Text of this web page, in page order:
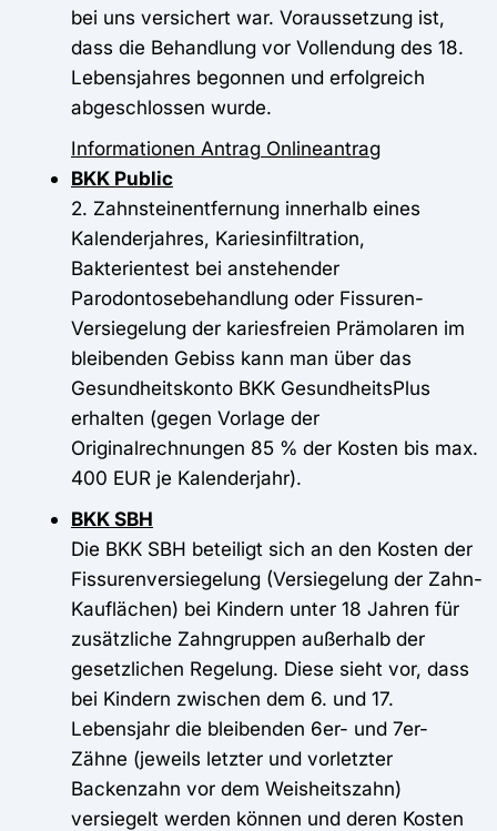
bei uns versichert war. Voraussetzung ist,
dass die Behandlung vor Vollendung des 18.
Lebensjahres begonnen und erfolgreich
abgeschlossen wurde.
Informationen Antrag Onlineantrag
BKK Public
2. Zahnsteinentfernung innerhalb eines
Kalenderjahres, Kariesinfiltration,
Bakterientest bei anstehender
Parodontosebehandlung oder Fissuren-
Versiegelung der kariesfreien Prämolaren im
bleibenden Gebiss kann man über das
Gesundheitskonto BKK GesundheitsPlus
erhalten (gegen Vorlage der
Originalrechnungen 85 % der Kosten bis max.
400 EUR je Kalenderjahr).
BKK SBH
Die BKK SBH beteiligt sich an den Kosten der
Fissurenversiegelung (Versiegelung der Zahn-
Kauflächen) bei Kindern unter 18 Jahren für
zusätzliche Zahngruppen außerhalb der
gesetzlichen Regelung. Diese sieht vor, dass
bei Kindern zwischen dem 6. und 17.
Lebensjahr die bleibenden 6er- und 7er-
Zähne (jeweils letzter und vorletzter
Backenzahn vor dem Weisheitszahn)
versiegelt werden können und deren Kosten